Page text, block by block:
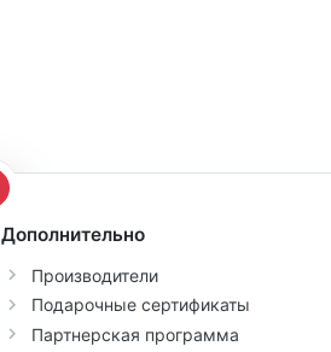
Дополнительно
Производители
Подарочные сертификаты
Партнерская программа